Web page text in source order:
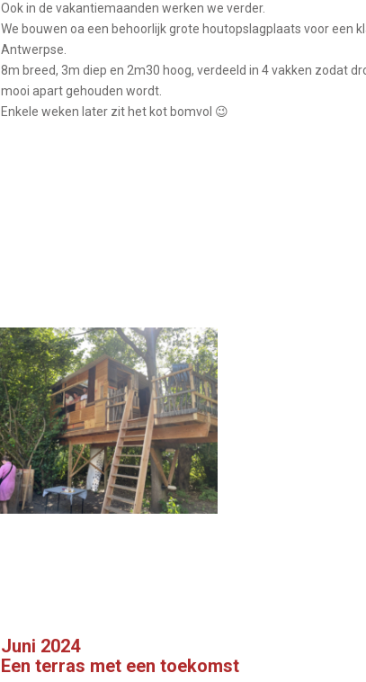
Ook in de vakantiemaanden werken we verder.
We bouwen oa een behoorlijk grote houtopslagplaats voor een
Antwerpse.
8m breed, 3m diep en 2m30 hoog, verdeeld in 4 vakken zodat
mooi apart gehouden wordt.
Enkele weken later zit het kot bomvol 😉
Juni 2024
Een terras met een toekomst